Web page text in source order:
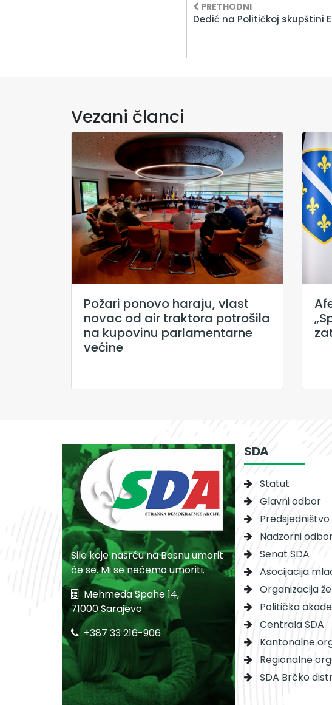
PRETHODNI
Dedić na Političkoj skupštini
Vezani članci
Požari ponovo haraju, vlast
novac od air traktora potrošila
na kupovinu parlamentarne
većine
Sile koje nasrću na Bosnu umorit
će se. Mi se nećemo umoriti.
Mehmeda Spahe 14,
71000 Sarajevo
+387 33 216-906
SDA
Statut
Glavni odbor
Predsjedništvo
Nadzorni
Senat SDA
Asocijacija
Organizacija
Politička
Centrala SDA
Kantonalne
Regionalne
SDA Brčko